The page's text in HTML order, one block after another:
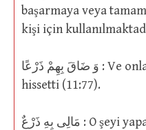
başarmaya veya
kişi için
وَ ضَاقَ بِهِمْ ذَرْعًا : Ve onlar yüzünden kendini aciz
hissetti (11:77).
مَالِى بِهِ ذَرْعٌ : O şeyi yapacak gücüm veya kudretim